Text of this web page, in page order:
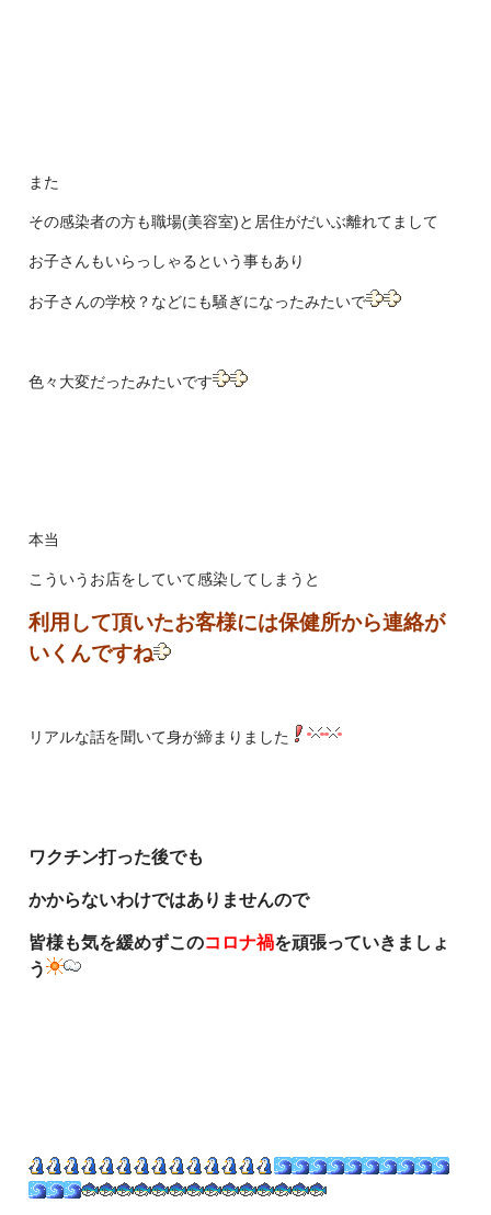
また
その感染者の方も職場(美容室)と居住がだいぶ離れてまして
お子さんもいらっしゃるという事もあり
お子さんの学校？などにも騒ぎになったみたいで
色々大変だったみたいです
本当
こういうお店をしていて感染してしまうと
利用して頂いたお客様には保健所から連絡が
いくんですね
リアルな話を聞いて身が締まりました
ワクチン打った後でも
かからないわけではありませんので
皆様も気を緩めずこのコロナ禍を頑張っていきましょ
う